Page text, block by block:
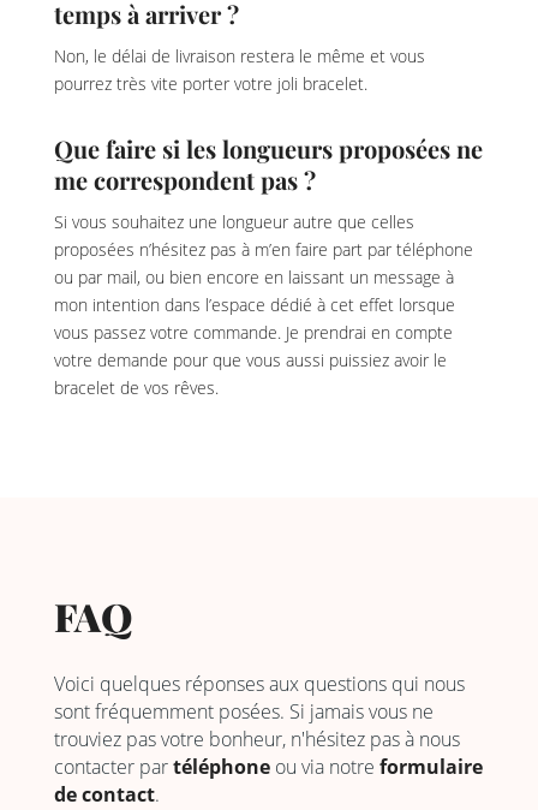
temps à arriver ?
Non, le délai de livraison restera le même et vous
pourrez très vite porter votre joli bracelet.
Que faire si les longueurs proposées ne
me correspondent pas ?
Si vous souhaitez une longueur autre que celles
proposées n’hésitez pas à m’en faire part par téléphone
ou par mail, ou bien encore en laissant un message à
mon intention dans l’espace dédié à cet effet lorsque
vous passez votre commande. Je prendrai en compte
votre demande pour que vous aussi puissiez avoir le
bracelet de vos rêves.
FAQ
Voici quelques réponses aux questions qui nous
sont fréquemment posées. Si jamais vous ne
trouviez pas votre bonheur, n'hésitez pas à nous
contacter partéléphoneou via notre formulaire
de contact.